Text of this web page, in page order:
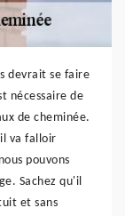
devrait se faire
nécessaire de
de cheminée.
va falloir
pouvons
Sachez qu'il
et sans